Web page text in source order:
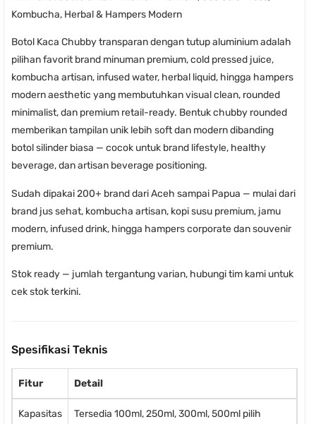
Kombucha, Herbal & Hampers Modern
Botol Kaca Chubby transparan dengan tutup aluminium adalah
pilihan favorit brand minuman premium, cold pressed juice,
kombucha artisan, infused water, herbal liquid, hingga hampers
modern aesthetic yang membutuhkan visual clean, rounded
minimalist, dan premium retail-ready. Bentuk chubby rounded
memberikan tampilan unik lebih soft dan modern dibanding
botol silinder biasa — cocok untuk brand lifestyle, healthy
beverage, dan artisan beverage positioning.
Sudah dipakai 200+ brand dari Aceh sampai Papua — mulai dari
brand jus sehat, kombucha artisan, kopi susu premium, jamu
modern, infused drink, hingga hampers corporate dan souvenir
premium.
Stok ready — jumlah tergantung varian, hubungi tim kami untuk
cek stok terkini.
Spesifikasi Teknis
Fitur Detail
Kapasitas
Tersedia 100ml, 250ml, 300ml, 500ml pilih